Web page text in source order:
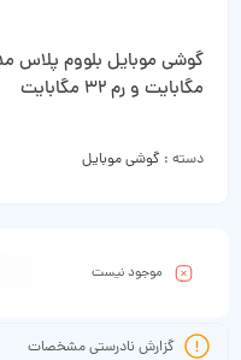
مگابایت و رم 32 مگابایت
دسته : گوشی موبایل
موجود نیست
گزارش نادرستی مشخصات